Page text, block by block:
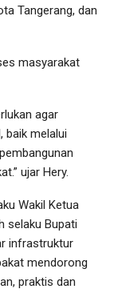
Tangerang, dan
masyarakat
agar
baik melalui
ujar Hery.
Wakil Ketua
selaku Bupati
infrastruktur
mendorong
praktis dan